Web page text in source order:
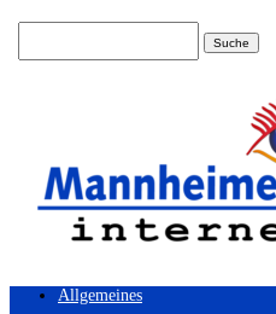
Allgemeines